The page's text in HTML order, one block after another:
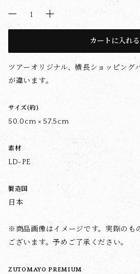
カートに入れる
ツアーオリジナル、横長ショッピング
が違います。
サイズ(約)
50.0cm × 57.5cm
素材
LD-PE
製造国
日本
※商品画像はイメージです。実際のも
ございます。予めご了承ください。
ZUTOMAYO PREMIUM